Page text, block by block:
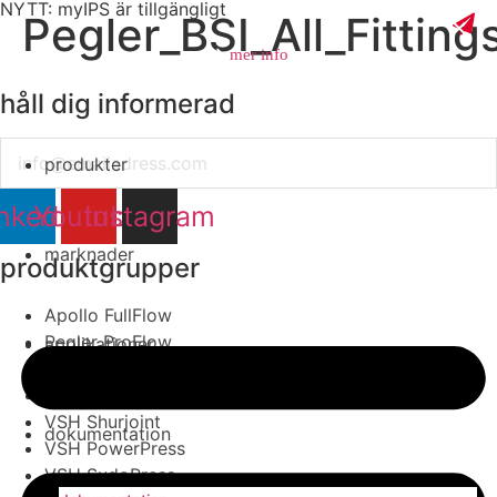
NYTT: myIPS är tillgängligt
mer info
stäng
produkter
marknader
applikationer
dokumentation
håll dig informerad
Youtube
Instagram
produktgrupper
Apollo FullFlow
Pegler ProFlow
VSH Shurjoint
VSH PowerPress
VSH SudoPress